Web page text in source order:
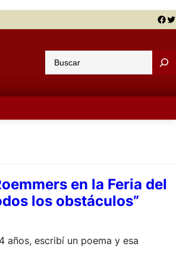
Facebook Twitter
u
a
en la Feria del
los obstáculos”
años, escribí un poema y esa